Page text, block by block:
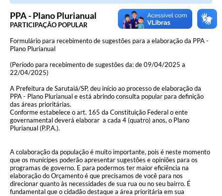
PPA - Plano Plurianual
PARTICIPAÇÃO POPULAR
Formulário para recebimento de sugestões para a elaboração da PPA -
Plano Plurianual
(Período para recebimento de sugestões da: de 09/04/2025 a
22/04/2025)
A Prefeitura de Sarutaiá/SP, deu início ao processo de elaboração da
PPA - Plano Plurianual e está abrindo consulta popular para definição
das áreas prioritárias.
Conforme estabelece o art. 165 da Constituição Federal o ente
governamental deverá elaborar a cada 4 (quatro) anos, o Plano
Plurianual (P.P.A.).
A colaboração da população é muito importante, pois é neste momento
que os munícipes poderão apresentar sugestões e opiniões para os
programas de governo. E para podermos ter maior eficiência na
elaboração do Orçamento é que precisamos de você para nos
direcionar quanto às necessidades de sua rua ou no seu bairro. É
fundamental que o cidadão destaque a área prioritária em sua